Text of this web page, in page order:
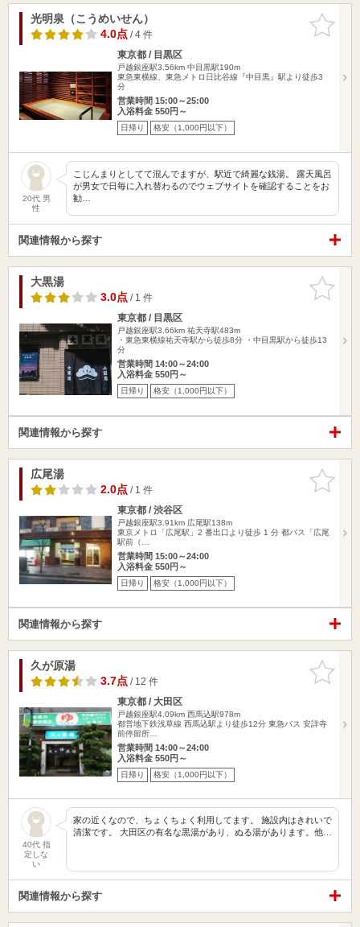
お気に入
りに追加
光明泉（こうめいせん）
4.0点/ 4 件
東京都 / 目黒区
戸越銀座駅3.56km 中目黒駅190m
東急東横線、東急メトロ日比谷線『中目黒』駅より徒歩3
分
営業時間 15:00～25:00
入浴料金 550円～
日帰り 格安（1,000円以下）
20代 男
性
こじんまりとしてて混んでますが、駅近で綺麗な銭湯。 露天風呂
が男女で日毎に入れ替わるのでウェブサイトを確認することをお
勧…
関連情報から探す
お気に入
りに追加
大黒湯
3.0点/ 1 件
東京都 / 目黒区
戸越銀座駅3.66km 祐天寺駅483m
・東急東横線祐天寺駅から徒歩8分 ・中目黒駅から徒歩13
分
営業時間 14:00～24:00
入浴料金 550円～
日帰り 格安（1,000円以下）
関連情報から探す
お気に入
りに追加
広尾湯
2.0点/ 1 件
東京都 / 渋谷区
戸越銀座駅3.91km 広尾駅138m
東京メトロ「広尾駅」2 番出口より徒歩 1 分 都バス「広尾
駅前（…
営業時間 15:00～24:00
入浴料金 550円～
日帰り 格安（1,000円以下）
関連情報から探す
お気に入
りに追加
久が原湯
3.7点/ 12 件
東京都 / 大田区
戸越銀座駅4.09km 西馬込駅978m
都営地下鉄浅草線 西馬込駅より徒歩12分 東急バス 安詳寺
前停留所…
営業時間 14:00～24:00
入浴料金 550円～
日帰り 格安（1,000円以下）
40代 指
定しな
い
家の近くなので、ちょくちょく利用してます。 施設内はきれいで
清潔です。 大田区の有名な黒湯があり、ぬる湯があります。他…
関連情報から探す